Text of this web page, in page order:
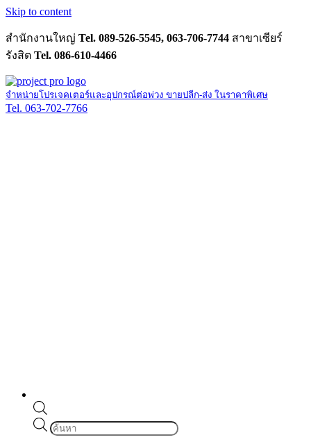
Skip to content
สำนักงานใหญ่ Tel. 089-526-5545, 063-706-7744 สาขาเซียร์
รังสิต Tel. 086-610-4466
จำหน่ายโปรเจคเตอร์และอุปกรณ์ต่อพ่วง ขายปลีก-ส่ง ในราคาพิเศษ
Tel. 063-702-7766
Products
search